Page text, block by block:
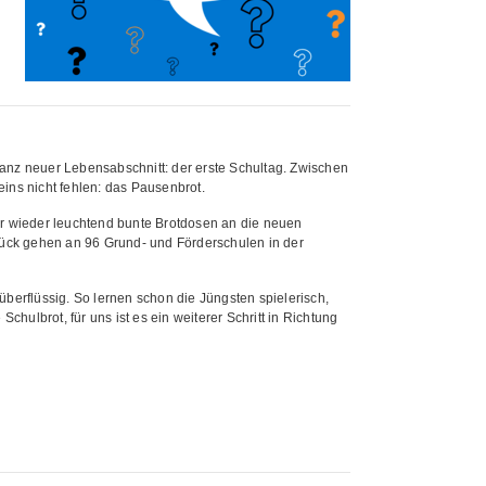
neuer Lebensabschnitt: der erste Schultag. Zwischen
nicht fehlen: das Pausenbrot.
leuchtend bunte Brotdosen an die neuen
gehen an 96 Grund- und Förderschulen in der
So lernen schon die Jüngsten spielerisch,
für uns ist es ein weiterer Schritt in Richtung